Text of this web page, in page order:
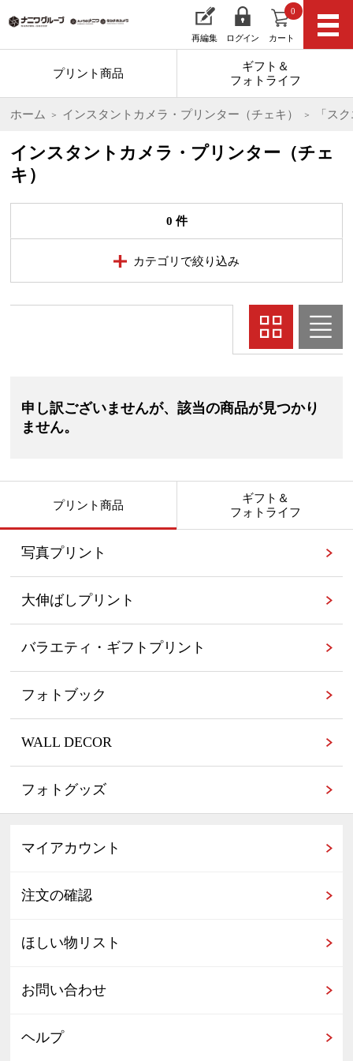
再編集 ログイン カート
0
プリント商品
ギフト＆
フォトライフ
ホーム インスタントカメラ・プリンター（チェキ） 「ス
インスタントカメラ・プリンター（チェ
キ）
0 件
カテゴリで絞り込み
申し訳ございませんが、該当の商品が見つかり
ません。
プリント商品
写真プリント
大伸ばしプリント
バラエティ・ギフトプリント
フォトブック
WALL DECOR
フォトグッズ
ギフト＆
フォトライフ
マイアカウント
注文の確認
ほしい物リスト
お問い合わせ
ヘルプ